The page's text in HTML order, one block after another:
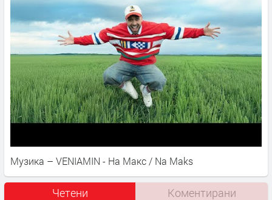
Музика – VENIAMIN - На Макс / Na Maks
Четени Коментирани